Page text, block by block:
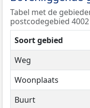
Tabel met de
postcodegebied
Soort gebied
Weg
Woonplaats
Buurt